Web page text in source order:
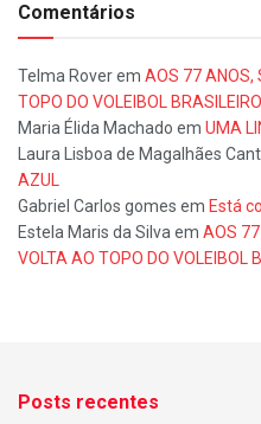
Comentários
Telma Roverem AOS 77 ANOS,
TOPO DO VOLEIBOL
Maria Élida Machado em UMA
Laura Lisboa de Magalhães
AZUL
Gabriel Carlos gomes em Está
Estela Maris da Silva em AOS 77
VOLTA AO TOPO DO VOLEIBOL
Posts recentes